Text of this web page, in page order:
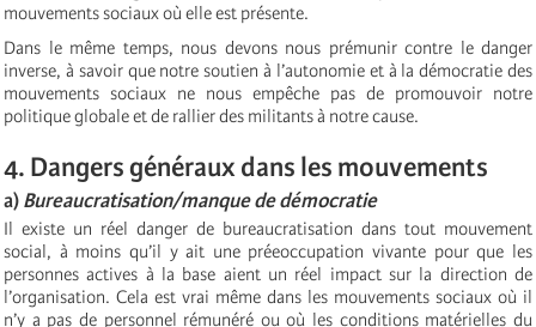
mouvements sociaux où elle est présente.
Dans le même temps, nous devons nous prémunir contre le danger
inverse, à savoir que notre soutien à l’autonomie et à la démocratie des
mouvements sociaux ne nous empêche pas de promouvoir notre
politique globale et de rallier des militants à notre cause.
4. Dangers généraux dans les mouvements
a) Bureaucratisation/manque de démocratie
Il existe un réel danger de bureaucratisation dans tout mouvement
social, à moins qu’il y ait une préeoccupation vivante pour que les
personnes actives à la base aient un réel impact sur la direction de
l’organisation. Cela est vrai même dans les mouvements sociaux où il
n’y a pas de personnel rémunéré ou où les conditions matérielles du